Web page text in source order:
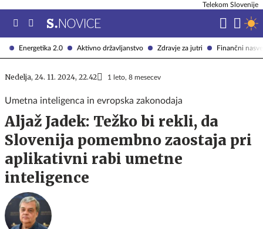
Energetika 2.0 Aktivno državljanstvo Zdravje za jutri Finančni
Telekom Slovenije
Nedelja, 24. 11. 2024, 22.42 1 leto, 8 mesecev
Umetna inteligenca in evropska zakonodaja
Aljaž Jadek: Težko bi rekli, da
Slovenija pomembno zaostaja pri
aplikativni rabi umetne
inteligence